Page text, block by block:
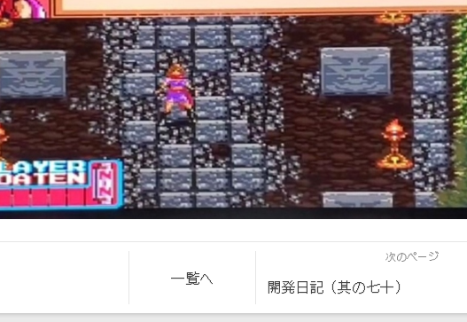
一覧へ
次のページ
開発日記（其の七十）